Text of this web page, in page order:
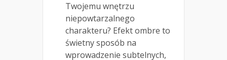
Twojemu wnętrzu
niepowtarzalnego
charakteru? Efekt ombre to
świetny sposób na
wprowadzenie subtelnych,